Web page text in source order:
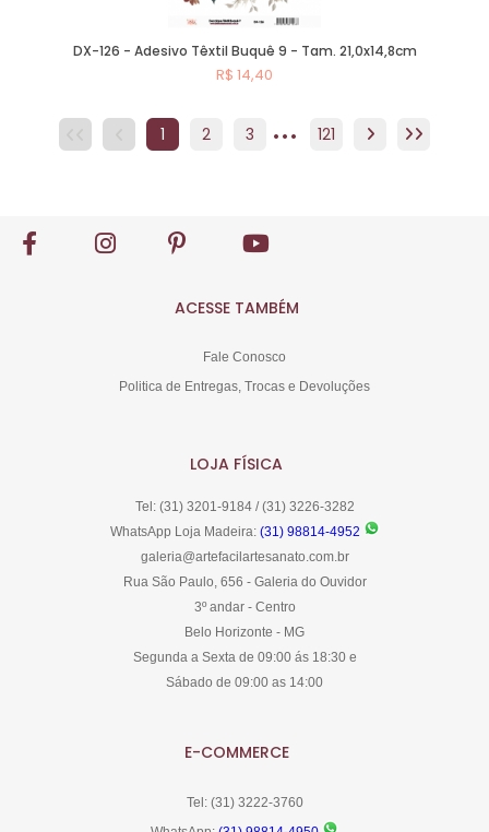
DX-126 - Adesivo Têxtil Buquê 9 - Tam. 21,0x14,8cm
R$ 14,40
Comprar
1 2 3 4 5 7
... 121
ACESSE TAMBÉM
Fale Conosco
Politica de Entregas, Trocas e Devoluções
LOJA FÍSICA
Tel: (31) 3201-9184 / (31) 3226-3282
WhatsApp Loja Madeira: (31) 98814-4952
galeria@artefacilartesanato.com.br
Rua São Paulo, 656 - Galeria do Ouvidor
3º andar - Centro
Belo Horizonte - MG
Segunda a Sexta de 09:00 ás 18:30 e
Sábado de 09:00 as 14:00
E-COMMERCE
Tel: (31) 3222-3760